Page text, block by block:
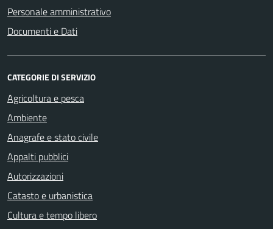
Personale amministrativo
Documenti e Dati
CATEGORIE DI SERVIZIO
Agricoltura e pesca
Ambiente
Anagrafe e stato civile
Appalti pubblici
Autorizzazioni
Catasto e urbanistica
Cultura e tempo libero